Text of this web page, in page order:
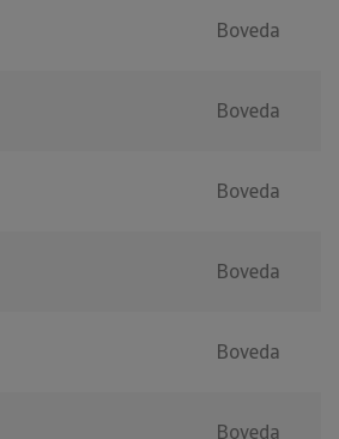
Boveda
Boveda
Boveda
Boveda
Boveda
Boveda